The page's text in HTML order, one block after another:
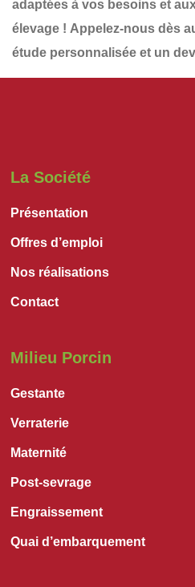
adaptées à vos besoins et
élevage ! Appelez-nous dès
étude personnalisée et un
La Société
Présentation
Offres d’emploi
Nos réalisations
Contact
Milieu Porcin
Gestante
Verraterie
Maternité
Post-sevrage
Engraissement
Quai d’embarquement